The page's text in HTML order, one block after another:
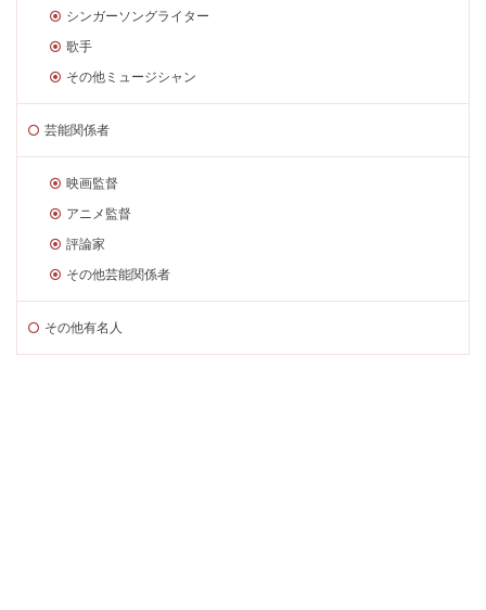
シンガーソングライター
歌手
その他ミュージシャン
芸能関係者
映画監督
アニメ監督
評論家
その他芸能関係者
その他有名人